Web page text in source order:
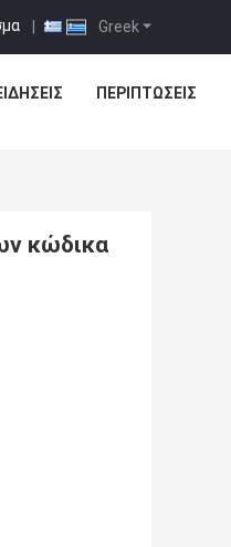
Greek
|
ΠΕΡΙΠΤΏΣΕΙΣ
κώδικα